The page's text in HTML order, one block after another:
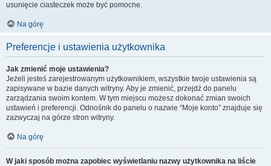
usunięcie ciasteczek może być pomocne.
Na górę
Preferencje i ustawienia użytkownika
Jak zmienić moje ustawienia?
Jeżeli jesteś zarejestrowanym użytkownikiem, wszystkie twoje ustawienia są
zapisywane w bazie danych witryny. Aby je zmienić, przejdź do panelu
zarządzania swoim kontem. W tym miejscu możesz dokonać zmian swoich
ustawień i preferencji. Odnośnik do panelu o nazwie “Moje konto” znajduje się
zazwyczaj na górze stron witryny.
Na górę
W jaki sposób można zapobiec wyświetlaniu nazwy użytkownika na liście